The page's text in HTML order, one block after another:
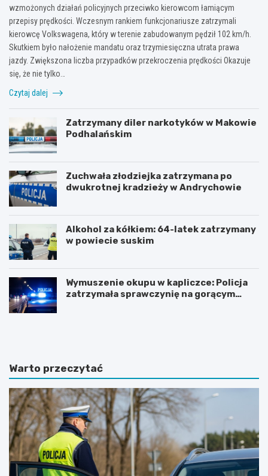
wzmożonych działań policyjnych przeciwko kierowcom łamiącym
przepisy prędkości. Wczesnym rankiem funkcjonariusze zatrzymali
kierowcę Volkswagena, który w terenie zabudowanym pędził 102 km/h.
Skutkiem było nałożenie mandatu oraz trzymiesięczna utrata prawa
jazdy. Zwiększona liczba przypadków przekroczenia prędkości Okazuje
się, że nie tylko…
Czytaj dalej
Zatrzymany diler narkotyków w Makowie
Podhalańskim
Zuchwała złodziejka zatrzymana po
dwukrotnej kradzieży w Andrychowie
Alkohol za kółkiem: 64-latek zatrzymany
w powiecie suskim
Wymuszenie okupu w kapliczce: Policja
zatrzymała sprawczynię na gorącym
Z
n
y
w
z
r
o
s
t
o
d
Z
s
k
o
t
u
r
y
s
t
y
Warto przeczytać